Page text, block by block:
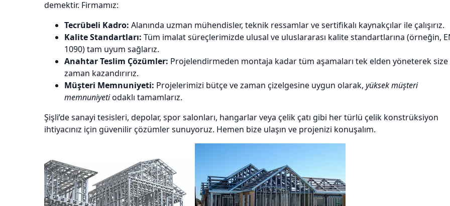
demektir. Firmamız:
Tecrübeli Kadro: Alanında uzman mühendisler, teknik ressamlar ve sertifikalı kaynakçılar ile çalışırız.
Kalite Standartları: Tüm imalat süreçlerimizde ulusal ve uluslararası kalite standartlarına (örneğin,
1090) tam uyum sağlarız.
Anahtar Teslim Çözümler: Projelendirmeden montaja kadar tüm aşamaları tek elden yöneterek size
zaman kazandırırız.
Müşteri Memnuniyeti: Projelerimizi bütçe ve zaman çizelgesine uygun olarak, yüksek müşteri
memnuniyetiodaklı tamamlarız.
Şişli’de sanayi tesisleri, depolar, spor salonları, hangarlar veya çelik çatı gibi her türlü çelik konstrüksiyon
ihtiyacınız için güvenilir çözümler sunuyoruz. Hemen bize ulaşın ve projenizi konuşalım.